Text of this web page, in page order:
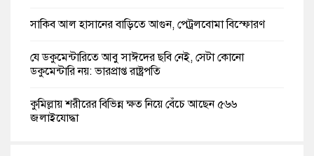
সাকিব আল হাসানের বাড়িতে আগুন, পেট্রলবোমা বিস্ফোরণ
যে ডকুমেন্টারিতে আবু সাঈদের ছবি নেই, সেটা কোনো
ডকুমেন্টারি নয়: ভারপ্রাপ্ত রাষ্ট্রপতি
কুমিল্লায় শরীরের বিভিন্ন ক্ষত নিয়ে বেঁচে আছেন ৫৬৬
জুলাইযোদ্ধা